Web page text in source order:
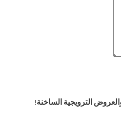
والعروض الترويجية الساخنة!